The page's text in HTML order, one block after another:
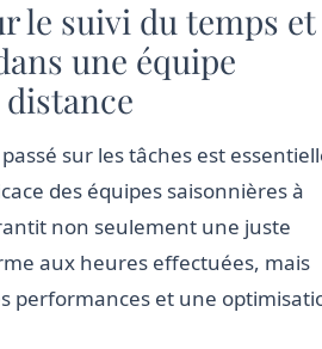
le suivi du temps
une équipe
sur les tâches est
des équipes saisonnières à
non seulement une juste
aux heures effectuées, mais
performances et une